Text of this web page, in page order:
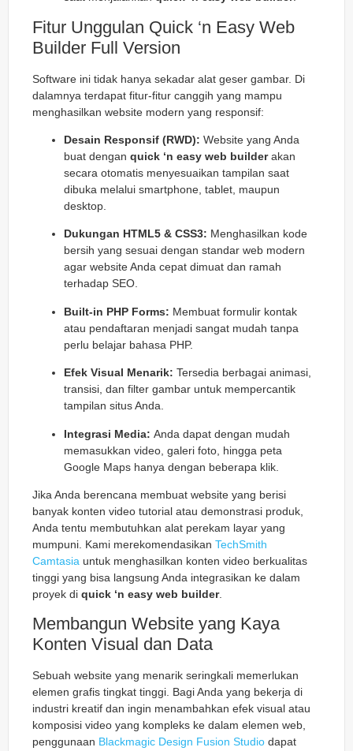
Fitur Unggulan Quick ‘n Easy Web
Builder Full Version
Software ini tidak hanya sekadar alat geser gambar. Di
dalamnya terdapat fitur-fitur canggih yang mampu
menghasilkan website modern yang responsif:
Desain Responsif (RWD): Website yang Anda
buat dengan quick ‘n easy web builderakan
secara otomatis menyesuaikan tampilan saat
dibuka melalui smartphone, tablet, maupun
desktop.
Dukungan HTML5 & CSS3: Menghasilkan kode
bersih yang sesuai dengan standar web modern
agar website Anda cepat dimuat dan ramah
terhadap SEO.
Built-in PHP Forms: Membuat formulir kontak
atau pendaftaran menjadi sangat mudah tanpa
perlu belajar bahasa PHP.
Efek Visual Menarik: Tersedia berbagai animasi,
transisi, dan filter gambar untuk mempercantik
tampilan situs Anda.
Integrasi Media: Anda dapat dengan mudah
memasukkan video, galeri foto, hingga peta
Google Maps hanya dengan beberapa klik.
Jika Anda berencana membuat website yang berisi
banyak konten video tutorial atau demonstrasi produk,
Anda tentu membutuhkan alat perekam layar yang
mumpuni. Kami merekomendasikan TechSmith
Camtasia untuk menghasilkan konten video berkualitas
tinggi yang bisa langsung Anda integrasikan ke dalam
proyek di quick ‘n easy web builder.
Membangun Website yang Kaya
Konten Visual dan Data
Sebuah website yang menarik seringkali memerlukan
elemen grafis tingkat tinggi. Bagi Anda yang bekerja di
industri kreatif dan ingin menambahkan efek visual atau
komposisi video yang kompleks ke dalam elemen web,
penggunaan Blackmagic Design Fusion Studio dapat